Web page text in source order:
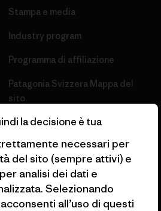
Stampa e media
Industry program
Programma di affiliazione
Patagonia Svizzera Mappa del
sito
Reserved.
la decisione è tua
necessari per
del sito (sempre attivi) e
analisi dei dati e
Selezionando
all’uso di questi